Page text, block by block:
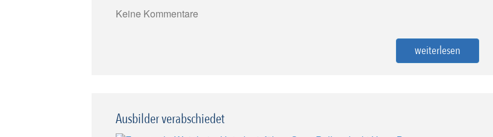
Keine Kommentare
weiterlesen
Ausbilder verabschiedet